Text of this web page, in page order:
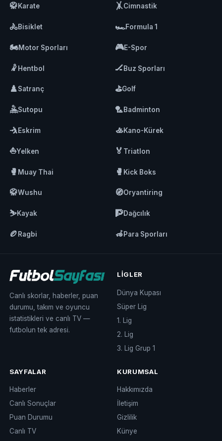
🥋Karate 🤸Cimnastik
🚴Bisiklet 🏎️Formula 1
🏍️Motor Sporları 🎮E-Spor
🤾Hentbol 🏒Buz Sporları
♟️Satranç ⛳Golf
🤽Sutopu 🏸Badminton
🤺Eskrim 🚣Kano-Kürek
⛵Yelken 🏅 Triatlon
🥊 Muay Thai 🥊 Kick Boks
🥋Wushu 🧭Oryantiring
⛷️Kayak 🧗Dağcılık
🏉 Ragbi 🦽Para Sporları
Canlı skorlar, haberler, puan
durumu, takım ve oyuncu
istatistikleri ve canlı TV —
futbolun tek adresi.
LIGLER
Dünya Kupası
Süper Lig
1. Lig
2. Lig
3. Lig Grup 1
SAYFALAR
Haberler
Canlı Sonuçlar
Puan Durumu
Canlı TV
KURUMSAL
Hakkımızda
İletişim
Gizlilik
Künye